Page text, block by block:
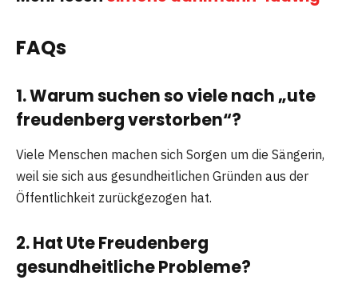
FAQs
1. Warum suchen so viele nach „ute
freudenberg verstorben“?
Viele Menschen machen sich Sorgen um die Sängerin,
weil sie sich aus gesundheitlichen Gründen aus der
Öffentlichkeit zurückgezogen hat.
2. Hat Ute Freudenberg
gesundheitliche Probleme?